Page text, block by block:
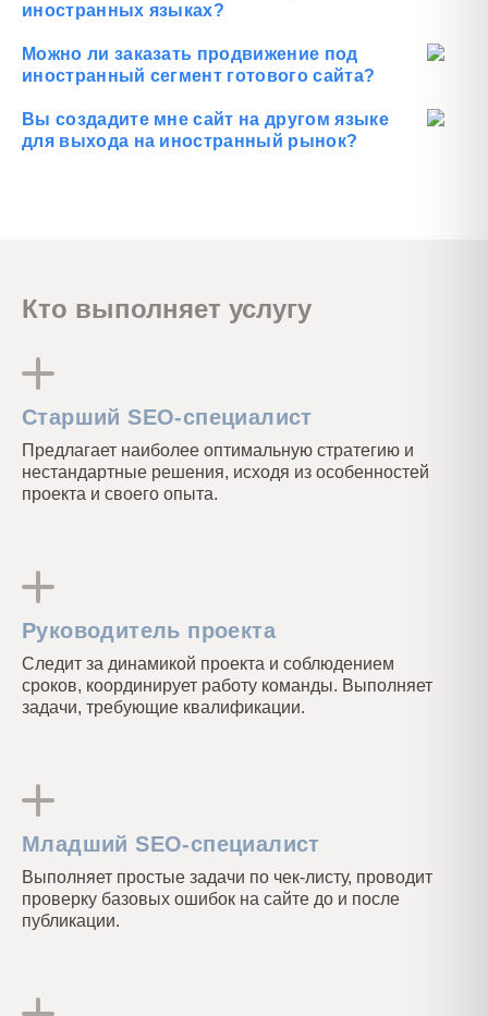
иностранных языках?
сбора иностранной семантики под Google
Можно ли заказать продвижение под
иностранный сегмент готового сайта?
полноценным SEO-продвижением уже
готового сайта.
Вы создадите мне сайт на другом языке
для выхода на иностранный рынок?
Кто выполняет услугу
Старший SEO-специалист
Предлагает наиболее оптимальную стратегию и
нестандартные решения, исходя из особенностей
проекта и своего опыта.
Руководитель проекта
Следит за динамикой проекта и соблюдением
сроков, координирует работу команды. Выполняет
задачи, требующие квалификации.
Младший SEO-специалист
Выполняет простые задачи по чек-листу, проводит
проверку базовых ошибок на сайте до и после
публикации.